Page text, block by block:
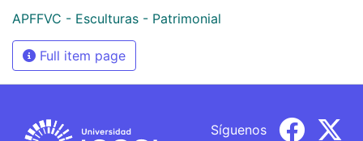
APFFVC - Esculturas - Patrimonial
Full item page
Síguenos